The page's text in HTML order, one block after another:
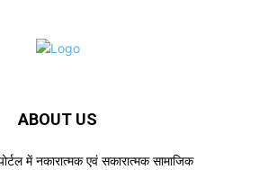
ABOUT US
में नकारात्मक एवं सकारात्मक सामाजिक